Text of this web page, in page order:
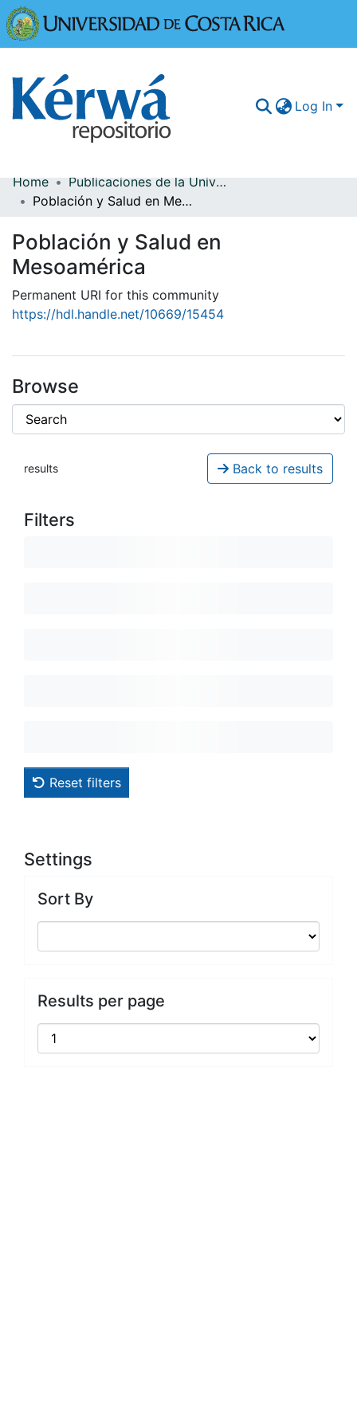
Log In
Communities & Collections
Browse Kérwá
Statistics
Home
Publicaciones de la Universidad de Costa Rica
Población y Salud en Mesoamérica
Población y Salud en
Mesoamérica
Permanent URI for this community
https://hdl.handle.net/10669/15454
Browse
results Back to results
Filters
Reset filters
Settings
Sort By
Results per page